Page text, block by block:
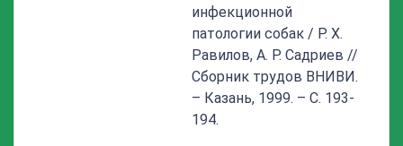
инфекционной
патологии собак / P. X.
Равилов, А. Р. Садриев //
Сборник трудов ВНИВИ.
– Казань, 1999. – С. 193-
194.